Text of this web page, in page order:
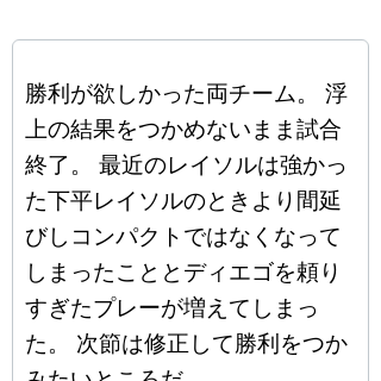
勝利が欲しかった両チーム。 浮
上の結果をつかめないまま試合
終了。 最近のレイソルは強かっ
た下平レイソルのときより間延
びしコンパクトではなくなって
しまったこととディエゴを頼り
すぎたプレーが増えてしまっ
た。 次節は修正して勝利をつか